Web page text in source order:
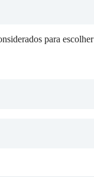
para escolher